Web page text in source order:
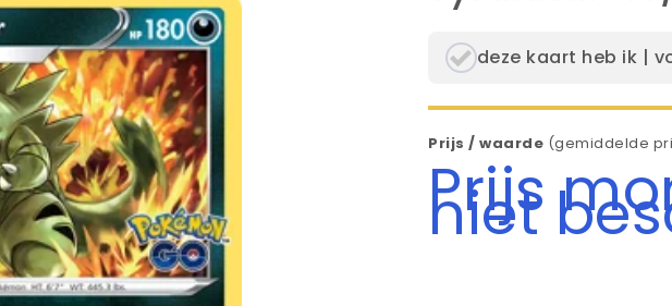
deze kaart heb ik |
Prijs / waarde (gemiddelde
Prijs
niet